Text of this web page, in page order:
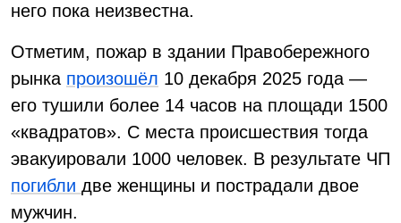
него пока неизвестна.
Отметим, пожар в здании Правобережного
рынка произошёл 10 декабря 2025 года —
его тушили более 14 часов на площади 1500
«квадратов». С места происшествия тогда
эвакуировали 1000 человек. В результате ЧП
погибли две женщины и пострадали двое
мужчин.